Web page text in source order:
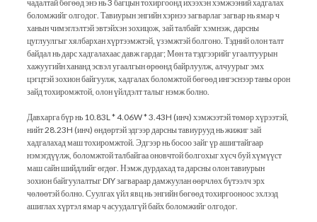
чадалтай бөгөөд энэ нь 3 багцын тохиргоонд ихээхэн хэмжээний хадгалах
боломжийг олгодог. Тавиурын энгийн хэрнээ загварлаг загвар нь ямар ч
ханын чимэглэлтэй эвтэйхэн зохицож, зай талбайг хэмнэж, дарсны
цуглуулгыг хялбархан хүртээмжтэй, үзэмжтэй болгоно. Тэдний олон талт
байдал нь дарс хадгалахаас давж гардаг; Мөн та тэдгээрийг угаалтуурын
хажуугийн хананд эсвэл угаалгын өрөөнд байрлуулж, алчуурыг эмх
цэгцтэй зохион байгуулж, хадгалах боломжтой бөгөөд ингэснээр таны орон
зайд тохиромжтой, олон үйлдэлт талыг нэмж болно.
Давхарга бүр нь 10.83L * 4.06W * 3.43H (инч) хэмжээтэй төмөр хүрээтэй,
нийт 28.23H (инч) өндөртэй эдгээр дарсны тавиурууд нь жижиг зай
хадгалахад маш тохиромжтой. Эдгээр нь босоо зайг үр ашигтайгаар
нэмэгдүүлж, боломжтой талбайгаа оновчтой болгохыг хүсч буй хүмүүст
маш сайн шийдлийг өгдөг. Нэмж дурдахад та дарсны олон тавиурын
зохион байгуулалтыг DIY загвараар дамжуулан өөрчлөх бүтээлч эрх
чөлөөтэй болно. Суулгах үйл явц нь энгийн бөгөөд тохиргооноос эхлээд
ашиглах хүртэл ямар ч асуудалгүй байх боломжийг олгодог.